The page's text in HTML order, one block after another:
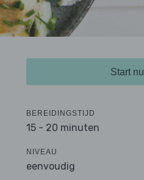
Start nu
BEREIDINGSTIJD
15 - 20 minuten
NIVEAU
eenvoudig